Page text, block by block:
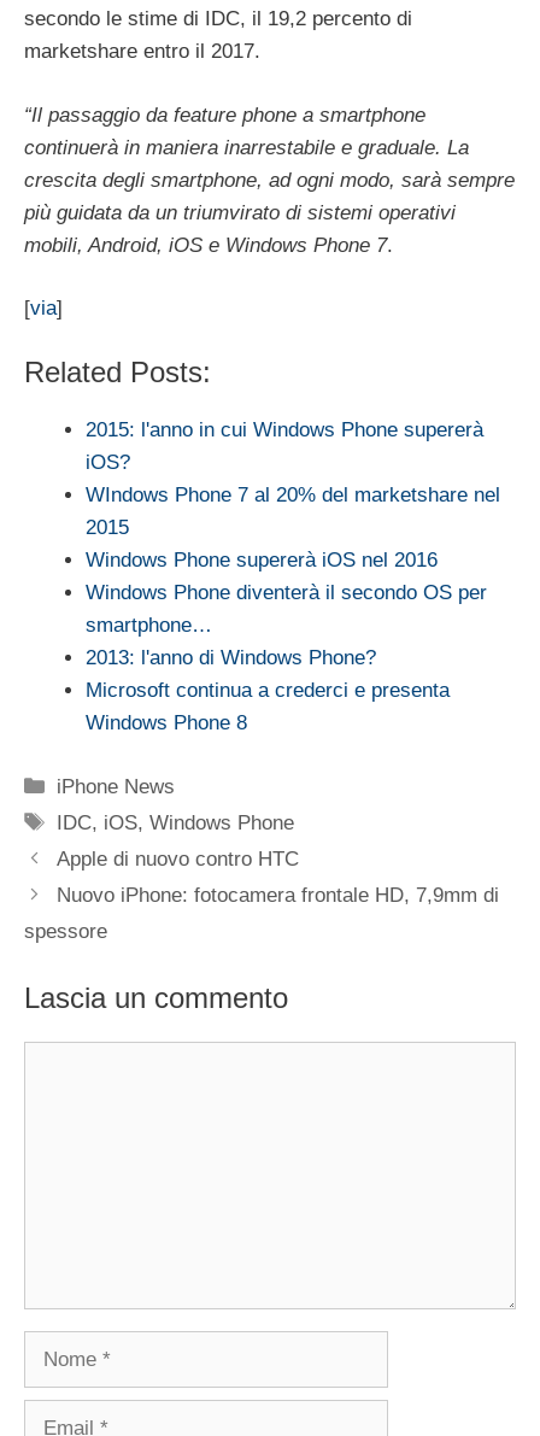
secondo le stime di IDC, il 19,2 percento di
marketshare entro il 2017.
“Il passaggio da feature phone a smartphone
continuerà in maniera inarrestabile e graduale. La
crescita degli smartphone, ad ogni modo, sarà sempre
più guidata da un triumvirato di sistemi operativi
mobili, Android, iOS e Windows Phone 7.
[via]
Related Posts:
2015: l'anno in cui Windows Phone supererà
iOS?
WIndows Phone 7 al 20% del marketshare nel
2015
Windows Phone supererà iOS nel 2016
Windows Phone diventerà il secondo OS per
smartphone…
2013: l'anno di Windows Phone?
Microsoft continua a crederci e presenta
Windows Phone 8
Categorie
iPhone News
Tag
IDC, iOS,Windows Phone
Apple di nuovo contro HTC
Nuovo iPhone: fotocamera frontale HD, 7,9mm di
spessore
Lascia un commento